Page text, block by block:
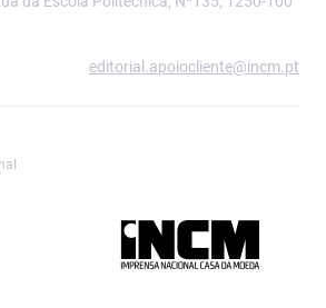
editorial.apoiocliente@incm.pt